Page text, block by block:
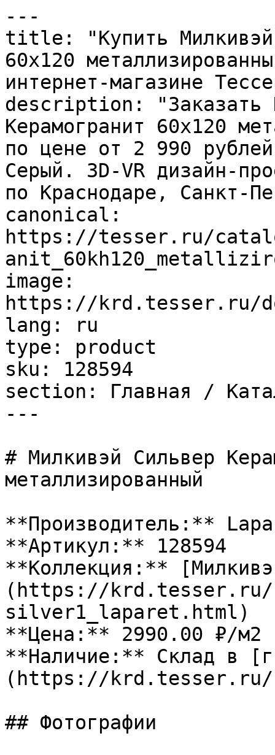
---
title: "Купить Милкивэй
60х120
интернет-магазине
description: "Заказать
Керамогранит 60х120
по цене от 2 990
Серый. 3D-VR дизайн-
по Краснодаре, Санкт-
canonical:
https://tesser.ru/
image:
https://krd.tesser.ru/
lang: ru
type: product
sku: 128594
section: Главная /
---
# Милкивэй Сильвер
металлизированный
**Производитель:**
**Артикул:** 128594
**Коллекция:**
(https://
silver1_laparet.html)
**Цена:** 2990.00 ₽/м2
**Наличие:** Склад в
(https://krd.tesser.ru/
## Фотографии